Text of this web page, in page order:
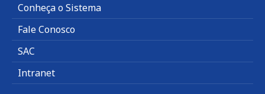
Conheça o Sistema
Fale Conosco
SAC
Intranet